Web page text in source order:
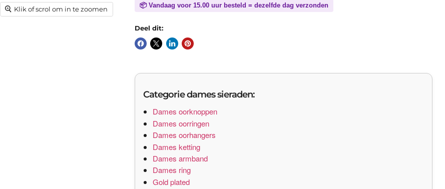
Klik of scrol om in te zoomen 📦 Vandaag voor 15.00 uur besteld = dezelfde dag verzonden
Deel dit:
Categorie dames sieraden:
Dames oorknoppen
Dames oorringen
Dames oorhangers
Dames ketting
Dames armband
Dames ring
Gold plated